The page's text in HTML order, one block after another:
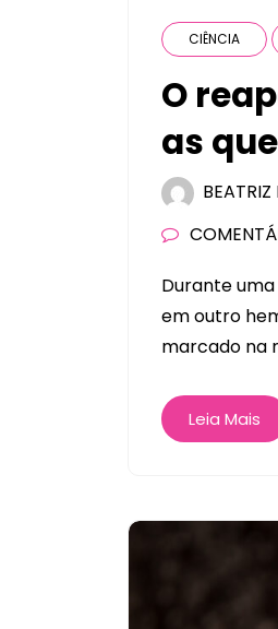
CIÊNCIA
O
as
BEATRIZ
Durante
em outro
marcado na
Leia Mais